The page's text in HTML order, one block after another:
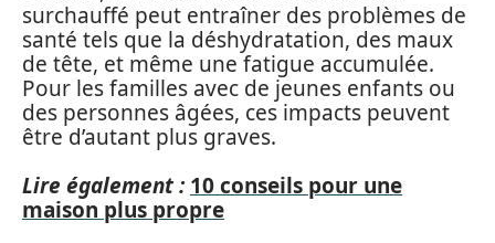
surchauffé peut entraîner des problèmes de
santé tels que la déshydratation, des maux
de tête, et même une fatigue accumulée.
Pour les familles avec de jeunes enfants ou
des personnes âgées, ces impacts peuvent
être d’autant plus graves.
Lire également : 10 conseils pour une
maison plus propre